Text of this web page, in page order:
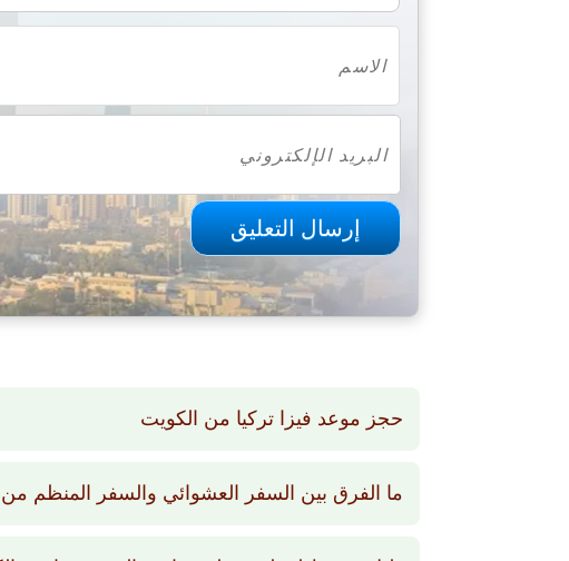
حجز موعد فيزا تركيا من الكويت
ما الفرق بين السفر العشوائي والسفر المنظم